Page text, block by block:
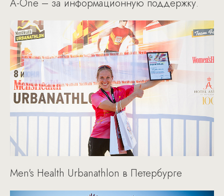
A-One – за информационную поддержку.
Men's Health Urbanathlon в Петербурге